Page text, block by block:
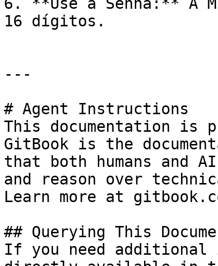
16 dígitos.
---
# Agent Instructions
This documentation is
GitBook is the
that both humans and
and reason over
Learn more at
## Querying This
If you need